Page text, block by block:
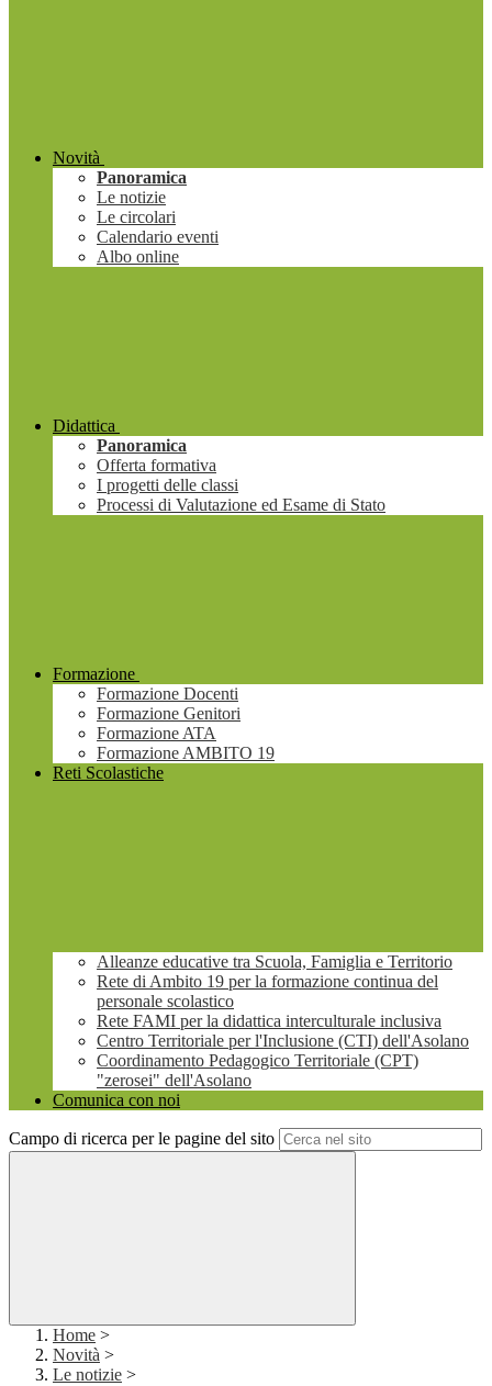
Novità
Panoramica
Le notizie
Le circolari
Calendario eventi
Albo online
Didattica
Panoramica
Offerta formativa
I progetti delle classi
Processi di Valutazione ed Esame di Stato
Formazione
Formazione Docenti
Formazione Genitori
Formazione ATA
Formazione AMBITO 19
Reti Scolastiche
Alleanze educative tra Scuola, Famiglia e Territorio
Rete di Ambito 19 per la formazione continua del
personale scolastico
Rete FAMI per la didattica interculturale inclusiva
Centro Territoriale per l'Inclusione (CTI) dell'Asolano
Coordinamento Pedagogico Territoriale (CPT)
"zerosei" dell'Asolano
Comunica con noi
Campo di ricerca per le pagine del sito
Home >
Novità >
Le notizie >